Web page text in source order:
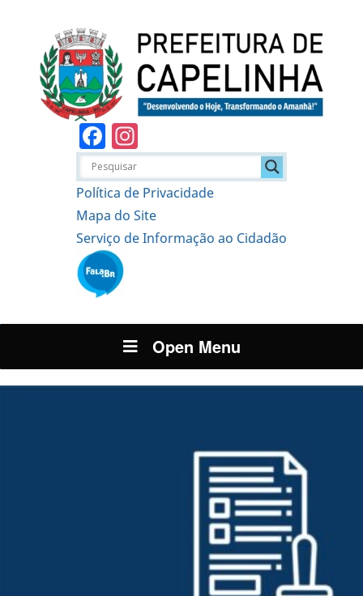
Facebook
Política de Privacidade
Mapa do Site
Serviço de Informação ao Cidadão
Open Menu